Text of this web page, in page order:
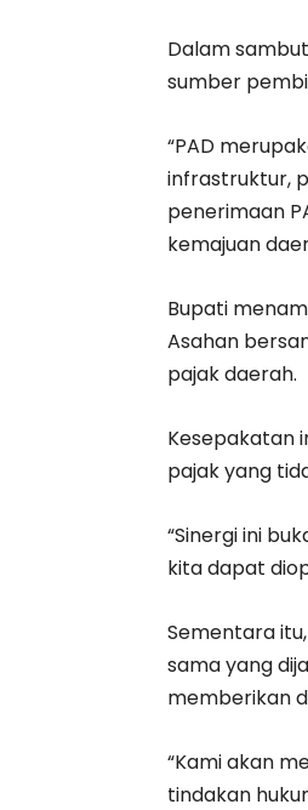
Dalam
sumber
“PAD
infrastruktur,
penerimaan
kemajuan
Bupati
Asahan
pajak daerah.
Kesepakatan
pajak yang
“Sinergi ini
kita dapat
Sementara itu,
sama yang
memberikan
“Kami akan
tindakan